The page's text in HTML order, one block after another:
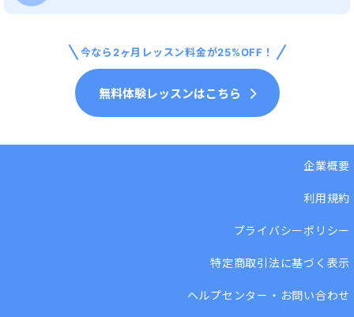
今なら2ヶ月 レッスン料金が25%OFF！
無料体験レッスンはこちら
企業概要
利用規約
プライバシーポリシー
特定商取引法に基づく表示
ヘルプセンター・お問い合わせ